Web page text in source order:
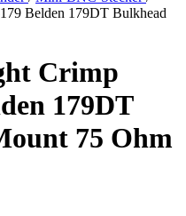
Belden 179DT Bulkhead
Crimp
179DT
75 Ohm